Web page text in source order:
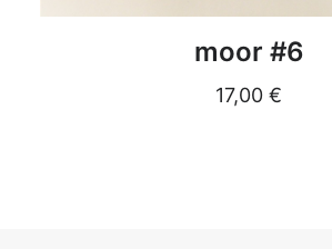
DETAILS
moor #6
17,00 €